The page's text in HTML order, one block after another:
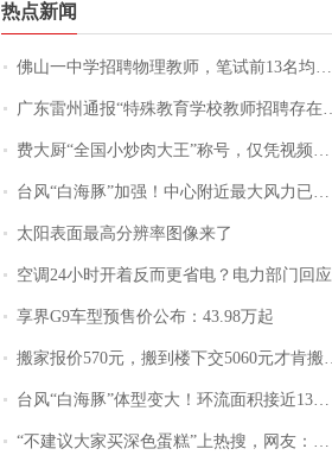
热点新闻
佛山一中学招聘物理教师，笔试前13名均遭淘汰？教育局：已叫停招聘，成立调查组全面核查
广东雷州通报“特殊教育学校教师招聘存在违规行为”：已启动问责程序 副校长被停职
费大厨“全国小炒肉大王”称号，仅凭视频评出？中国烹饪协会回应
台风“白海豚”加强！中心附近最大风力已达15级 最新研判
太阳表面最高分辨率图像来了
空调24小时开着反而更省电？电力部门回应
享界G9车型预售价公布：43.98万起
搬家报价570元，搬到楼下交5060元才肯搬上楼！女子傻眼了……
台风“白海豚”体型变大！环流面积接近13个浙江那么大
“不建议大家买深色蛋糕”上热搜，网友：天塌了！